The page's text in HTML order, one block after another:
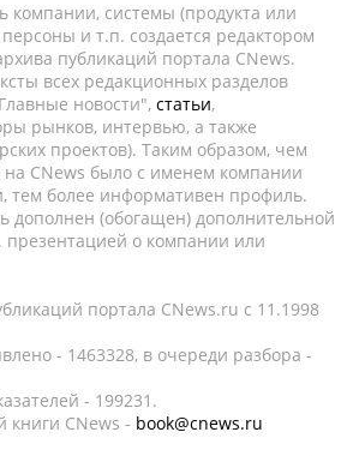
системы (продукта или
персоны и т.п. создается редактором
публикаций портала CNews.
всех редакционных разделов
новости", статьи,
рынков, интервью, а также
проектов). Таким образом, чем
CNews было с именем компании
тем более информативен профиль.
дополнен (обогащен) дополнительной
о компании или
портала CNews.ru c 11.1998
- 1463328, в очереди разбора -
- 199231.
книги CNews - book@cnews.ru